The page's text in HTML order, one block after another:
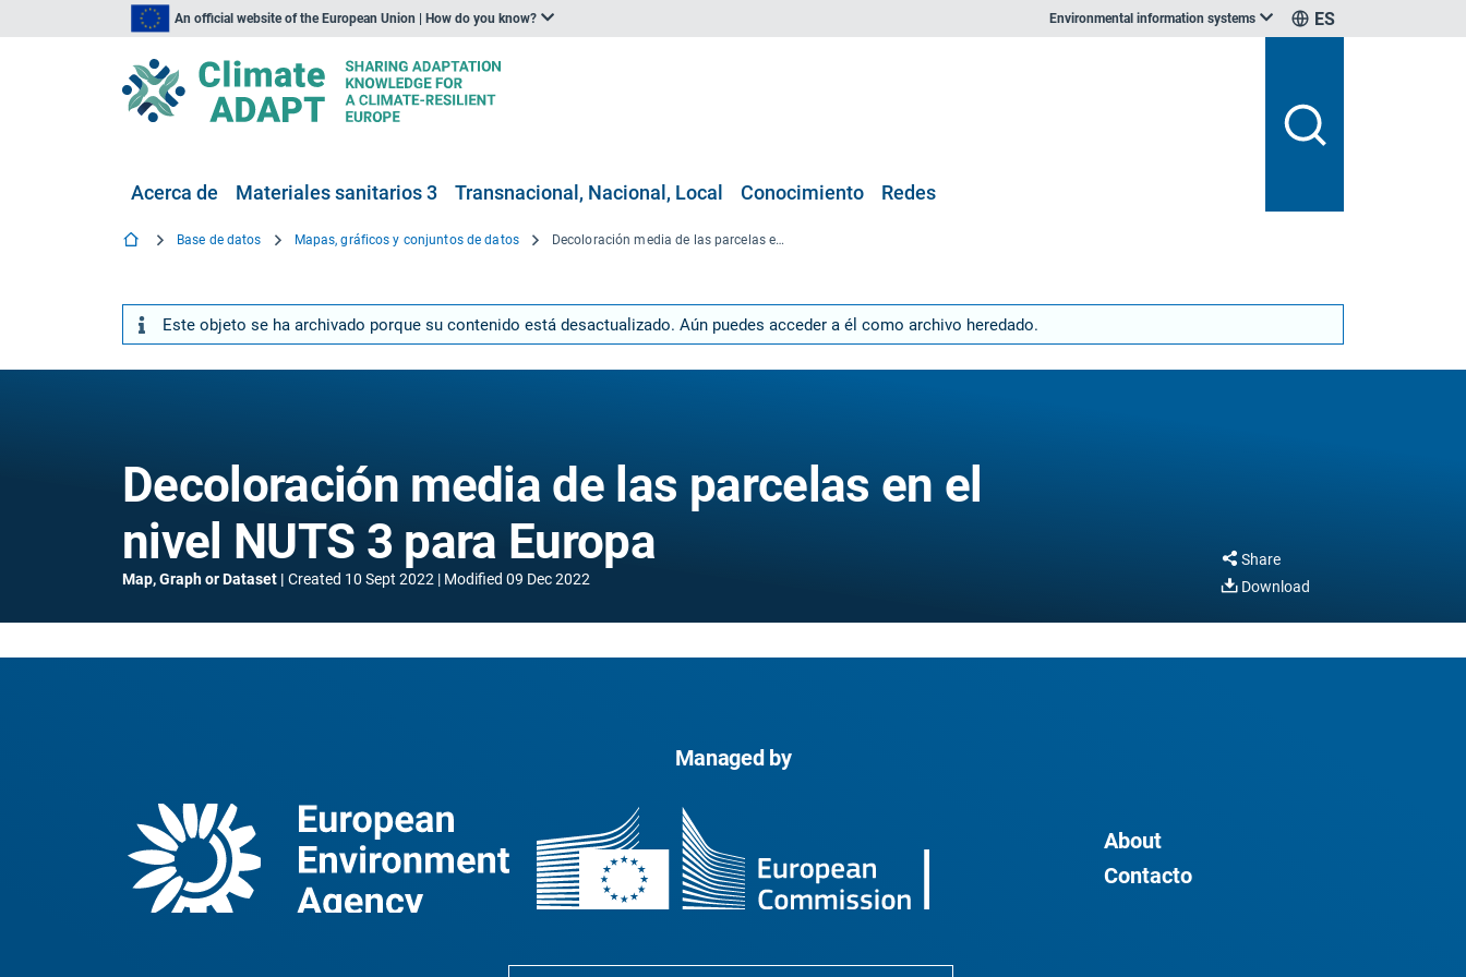
An official website of the European Union | How do you know? Environmental information systems ES
Acerca de Materiales sanitarios 3 Transnacional, Nacional, Local Conocimiento Redes
Base de datos Mapas, gráficos y conjuntos de datos Decoloración media de las parcelas en el nivel NUTS 3 para Europa
Este objeto se ha archivado porque su contenido está desactualizado. Aún puedes acceder a él como archivo heredado.
Decoloración media de las parcelas en el
nivel NUTS 3 para Europa
Map, Graph or Dataset Created 10 Sept 2022 Modified 09 Dec 2022
Share
Download
Managed by
About
Contacto